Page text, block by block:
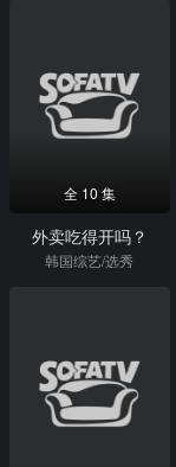
全 10 集
外卖吃得开吗？
韩国综艺/选秀